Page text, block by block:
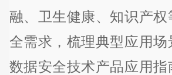
融、卫生健康、知识产权
全需求，梳理典型应用场
数据安全技术产品应用指